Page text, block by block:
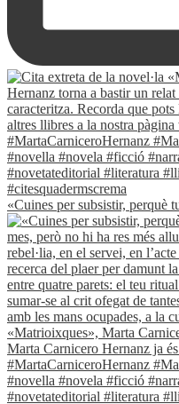
«Cuines per subsistir, perquè